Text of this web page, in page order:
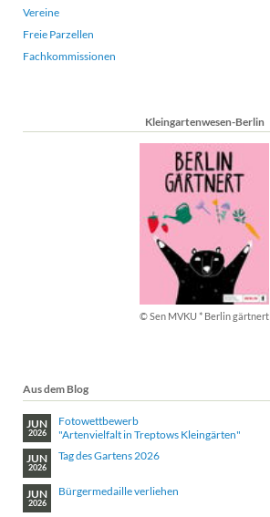
Vereine
Freie Parzellen
Fachkommissionen
Kleingartenwesen-Berlin
© Sen MVKU * Berlin gärtnert
Aus dem Blog
JUN
2026
Fotowettbewerb
"Artenvielfalt in Treptows Kleingärten"
JUN
2026
Tag des Gartens 2026
JUN
2026
Bürgermedaille verliehen